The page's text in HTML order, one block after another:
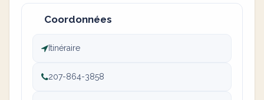
Coordonnées
Itinéraire
207-864-3858